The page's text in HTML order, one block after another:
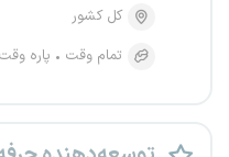
کل کشور
تمام وقت
پاره وقت